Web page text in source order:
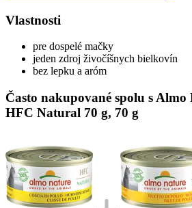
Vlastnosti
pre dospelé mačky
jeden zdroj živočíšnych bielkovín
bez lepku a aróm
Často nakupované spolu s
HFC Natural 70 g, 70 g